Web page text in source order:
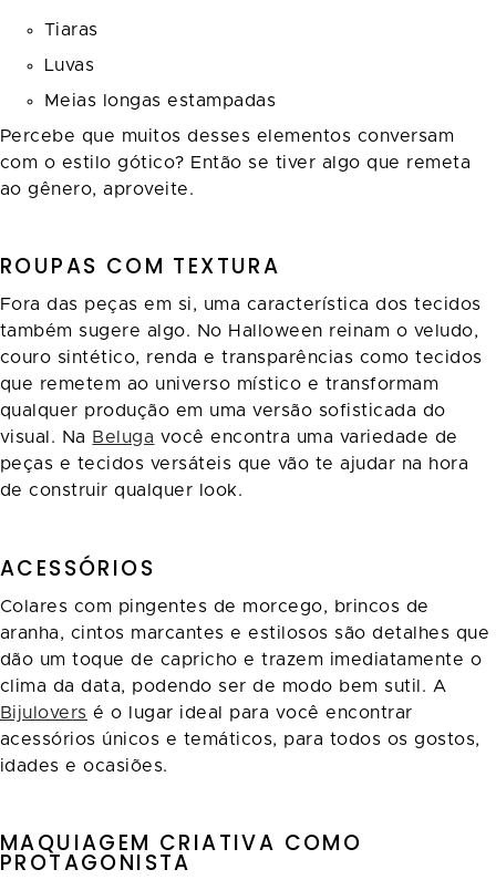
Tiaras
Luvas
Meias longas estampadas
Percebe que muitos desses elementos conversam
com o estilo gótico? Então se tiver algo que remeta
ao gênero, aproveite.
ROUPAS COM TEXTURA
Fora das peças em si, uma característica dos tecidos
também sugere algo. No Halloween reinam o veludo,
couro sintético, renda e transparências como tecidos
que remetem ao universo místico e transformam
qualquer produção em uma versão sofisticada do
visual. Na Beluga você encontra uma variedade de
peças e tecidos versáteis que vão te ajudar na hora
de construir qualquer look.
ACESSÓRIOS
Colares com pingentes de morcego, brincos de
aranha, cintos marcantes e estilosos são detalhes que
dão um toque de capricho e trazem imediatamente o
clima da data, podendo ser de modo bem sutil. A
Bijulovers é o lugar ideal para você encontrar
acessórios únicos e temáticos, para todos os gostos,
idades e ocasiões.
MAQUIAGEM CRIATIVA COMO
PROTAGONISTA